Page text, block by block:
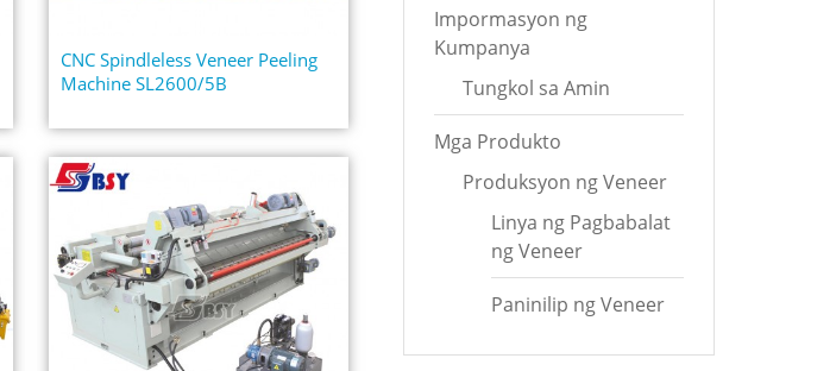
CNC Spindleless Veneer Peeling
Machine SL2600/5B
Impormasyon ng
Kumpanya
Tungkol sa Amin
Mga Produkto
Produksyon ng Veneer
Linya ng Pagbabalat
ng Veneer
Paninilip ng Veneer